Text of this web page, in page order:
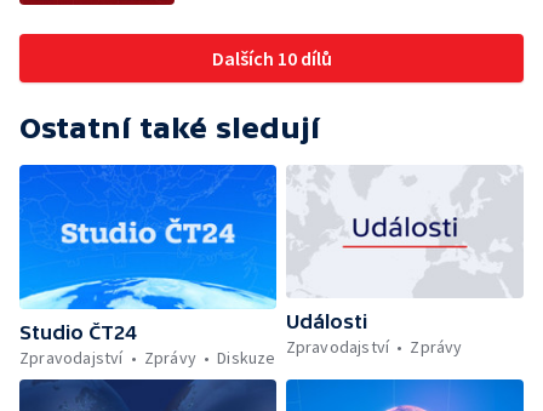
Dalších 10 dílů
Ostatní také sledují
Studio ČT24
Zpravodajství
Zprávy Diskuze
Události
Zpravodajství
Zprávy